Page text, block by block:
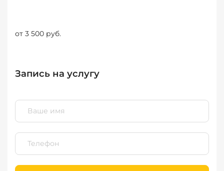
от 3 500 руб.
Запись на услугу